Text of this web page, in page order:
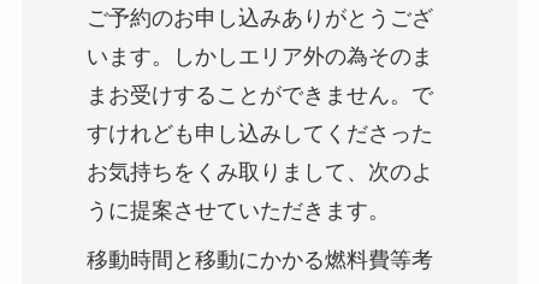
ご予約のお申し込みありがとうござ
います。しかしエリア外の為そのま
まお受けすることができません。で
すけれども申し込みしてくださった
お気持ちをくみ取りまして、次のよ
うに提案させていただきます。
移動時間と移動にかかる燃料費等考